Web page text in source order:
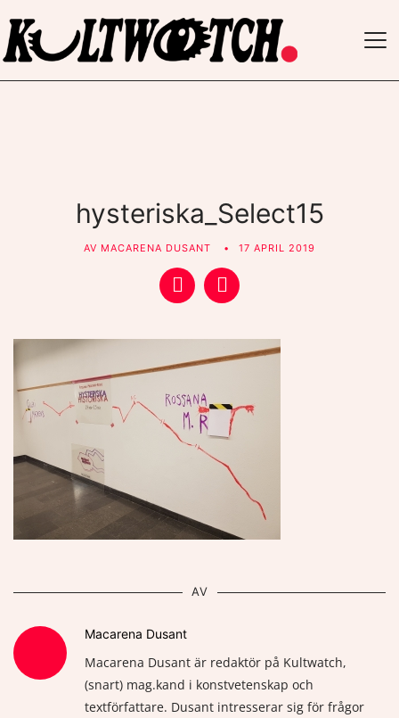
hysteriska_Select15
AV MACARENA DUSANT 17 APRIL 2019
AV
Macarena Dusant
Macarena Dusant är redaktör på Kultwatch,
(snart) mag.kand i konstvetenskap och
textförfattare. Dusant intresserar sig för frågor